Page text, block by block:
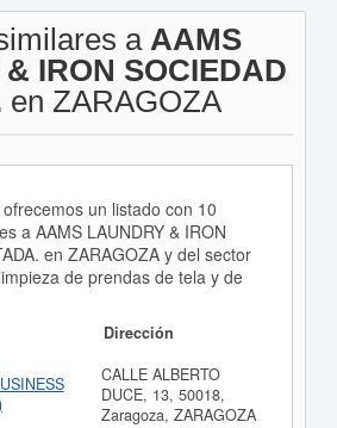
a AAMS
IRON SOCIEDAD
en ZARAGOZA
un listado con 10
a AAMS LAUNDRY & IRON
en ZARAGOZA y del sector
de prendas de tela y de
Dirección
CALLE ALBERTO
DUCE, 13, 50018,
Zaragoza, ZARAGOZA